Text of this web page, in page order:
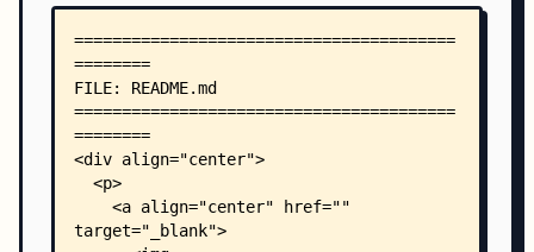
    │   │   ├── __init__.py
    │   │   ├── embedding.py
    │   │   ├── fastapi_app.py
    │   │   ├── llm.py
    │   │   ├── query_engine.py
    │   │   ├── service_context.py
    │   │   └── vector_store_index.py
    │   ├── callbacks/
    │   │   ├── __init__.py
    │   │   └── cost_calculating.py